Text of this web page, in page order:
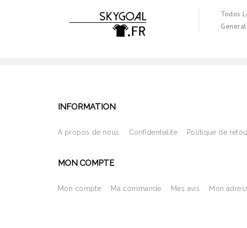
Todos
INFORMATION
À propos de nous Confidentialite Politique de
MON COMPTE
Mon compte Ma commande Mes avis Mon